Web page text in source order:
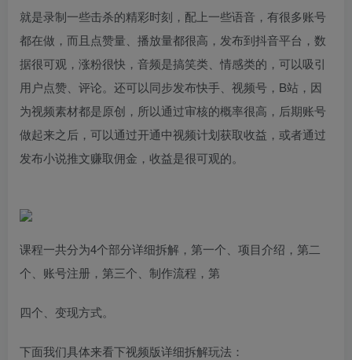
就是录制一些击杀的精彩时刻，配上一些语音，有很多账号
都在做，而且点赞量、播放量都很高，发布到抖音平台，数
据很可观，涨粉很快，音频是搞笑类、情感类的，可以吸引
用户点赞、评论。还可以同步发布快手、视频号，B站，因
为视频素材都是原创，所以通过审核的概率很高，后期账号
做起来之后，可以通过开通中视频计划获取收益，或者通过
发布小说推文赚取佣金，收益是很可观的。
课程一共分为4个部分详细拆解，第一个、项目介绍，第二
个、账号注册，第三个、制作流程，第
四个、变现方式。
下面我们具体来看下视频版详细拆解玩法：